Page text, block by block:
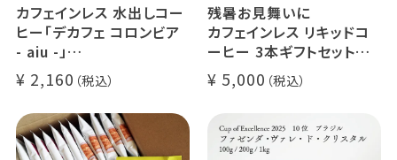
カフェインレス 水出しコー
ヒー「デカフェ コロンビア
- aiu -」
24g×6個（約12杯分）
マウンテンウォータープロ
セス カフェインレスコーヒ
ー豆100%使用 メール便
でお届け
2,160
残暑お見舞いに
カフェインレス リキッドコ
ーヒー 3本ギフトセット
クラッシュド デカフェ ゼリ
ー 1本
デカフェ オレベース【無
糖】1本
デカフェ アイスコーヒー 1
5,000